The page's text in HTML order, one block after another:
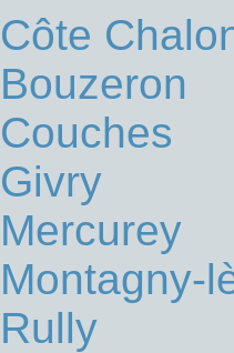
Côte
Bouzeron
Couches
Givry
Mercurey
Montagny-
Rully